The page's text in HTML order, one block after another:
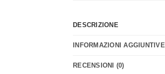
DESCRIZIONE
INFORMAZIONI AGGIUNTIVE
RECENSIONI (0)